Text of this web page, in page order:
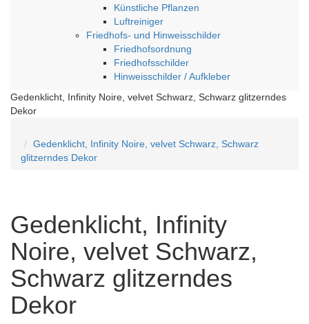
Künstliche Pflanzen
Luftreiniger
Friedhofs- und Hinweisschilder
Friedhofsordnung
Friedhofsschilder
Hinweisschilder / Aufkleber
Gedenklicht, Infinity Noire, velvet Schwarz, Schwarz glitzerndes
Dekor
Gedenklicht, Infinity Noire, velvet Schwarz, Schwarz
glitzerndes Dekor
Gedenklicht, Infinity
Noire, velvet Schwarz,
Schwarz glitzerndes
Dekor